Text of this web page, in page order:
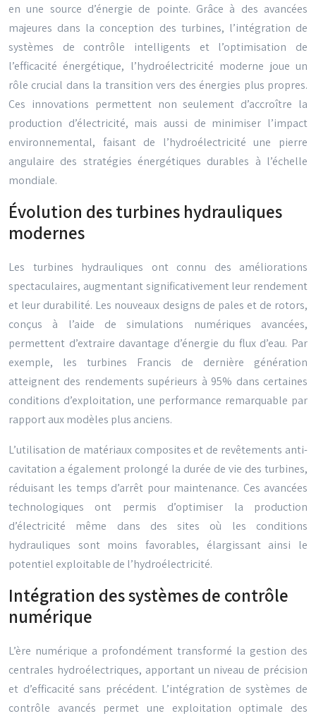
en une source d’énergie de pointe. Grâce à des avancées
majeures dans la conception des turbines, l’intégration de
systèmes de contrôle intelligents et l’optimisation de
l’efficacité énergétique, l’hydroélectricité moderne joue un
rôle crucial dans la transition vers des énergies plus propres.
Ces innovations permettent non seulement d’accroître la
production d’électricité, mais aussi de minimiser l’impact
environnemental, faisant de l’hydroélectricité une pierre
angulaire des stratégies énergétiques durables à l’échelle
mondiale.
Évolution des turbines hydrauliques
modernes
Les turbines hydrauliques ont connu des améliorations
spectaculaires, augmentant significativement leur rendement
et leur durabilité. Les nouveaux designs de pales et de rotors,
conçus à l’aide de simulations numériques avancées,
permettent d’extraire davantage d’énergie du flux d’eau. Par
exemple, les turbines Francis de dernière génération
atteignent des rendements supérieurs à 95% dans certaines
conditions d’exploitation, une performance remarquable par
rapport aux modèles plus anciens.
L’utilisation de matériaux composites et de revêtements anti-
cavitation a également prolongé la durée de vie des turbines,
réduisant les temps d’arrêt pour maintenance. Ces avancées
technologiques ont permis d’optimiser la production
d’électricité même dans des sites où les conditions
hydrauliques sont moins favorables, élargissant ainsi le
potentiel exploitable de l’hydroélectricité.
Intégration des systèmes de contrôle
numérique
L’ère numérique a profondément transformé la gestion des
centrales hydroélectriques, apportant un niveau de précision
et d’efficacité sans précédent. L’intégration de systèmes de
contrôle avancés permet une exploitation optimale des